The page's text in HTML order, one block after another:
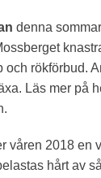
denna
och rökförbud.
Läs mer på
våren 2018 en
hårt av